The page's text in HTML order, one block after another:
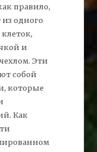
правило,
из одного
и
Эти
собой
которые
Как